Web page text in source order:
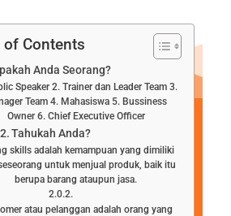
of Contents
Anda Seorang?
Speaker 2. Trainer dan Leader Team 3.
Team 4. Mahasiswa 5. Bussiness
Owner 6. Chief Executive Officer
Tahukah Anda?
skills adalah kemampuan yang dimiliki
untuk menjual produk, baik itu
berupa barang ataupun jasa.
atau pelanggan adalah orang yang